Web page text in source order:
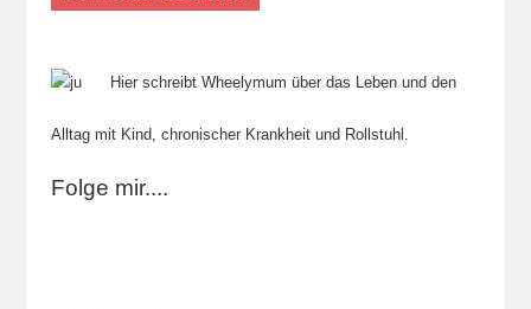
Hier schreibt Wheelymum über das Leben und den
Alltag mit Kind, chronischer Krankheit und Rollstuhl.
Folge mir....